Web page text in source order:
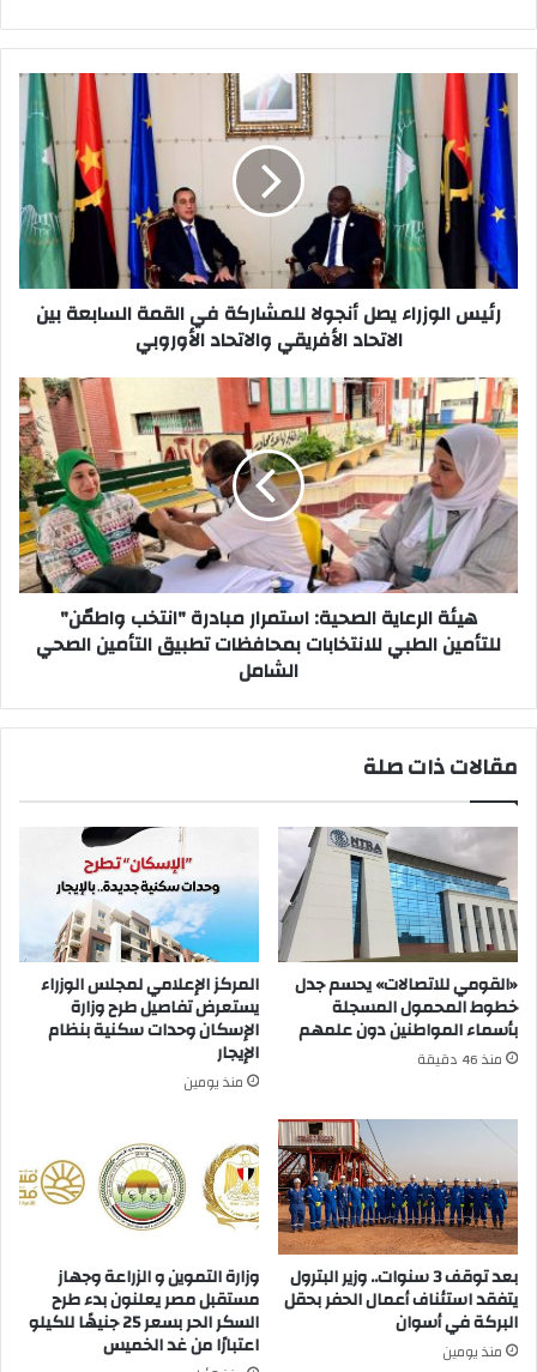
رئيس
الوزراء
يصل
أنجولا
للمشاركة
في
القمة
السابعة
بين
الاتحاد
الأوروبي
رئيس الوزراء يصل أنجولا للمشاركة في القمة السابعة بين
الاتحاد الأفريقي والاتحاد الأوروبي
هيئة
الرعاية
الصحية:
استمرار
مبادرة
"انتخب
واطمّن"
للتأمين
الطبي
للانتخابات
بمحافظات
الصحي
هيئة الرعاية الصحية: استمرار مبادرة "انتخب واطمّن"
للتأمين الطبي للانتخابات بمحافظات تطبيق التأمين الصحي
الشامل
مقالات ذات صلة
«القومي للاتصالات» يحسم جدل
خطوط المحمول المسجلة
بأسماء المواطنين دون علمهم
منذ 46 دقيقة
المركز الإعلامي لمجلس الوزراء
يستعرض تفاصيل طرح وزارة
الإسكان وحدات سكنية بنظام
الإيجار
منذ يومين
بعد توقف 3 سنوات.. وزير البترول
يتفقد استئناف أعمال الحفر بحقل
البركة في أسوان
منذ يومين
وزارة التموين و الزراعة وجهاز
مستقبل مصر يعلنون بدء طرح
السكر الحر بسعر 25 جنيهًا للكيلو
اعتبارًا من غد الخميس